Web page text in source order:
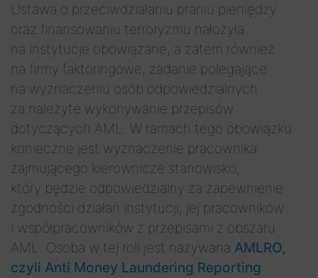
Ustawa o przeciwdziałaniu praniu pieniędzy
oraz finansowaniu terroryzmu nałożyła
na instytucje obowiązane, a zatem również
na firmy faktoringowe, zadanie polegające
na wyznaczeniu osób odpowiedzialnych
za należyte wykonywanie przepisów
dotyczących AML. W ramach tego obowiązku
konieczne jest wyznaczenie pracownika
zajmującego kierownicze stanowisko,
który będzie odpowiedzialny za zapewnienie
zgodności działań instytucji, jej pracowników
i współpracowników z przepisami z obszaru
AML. Osoba w tej roli jest nazywana AMLRO,
czyli Anti Money Laundering Reporting